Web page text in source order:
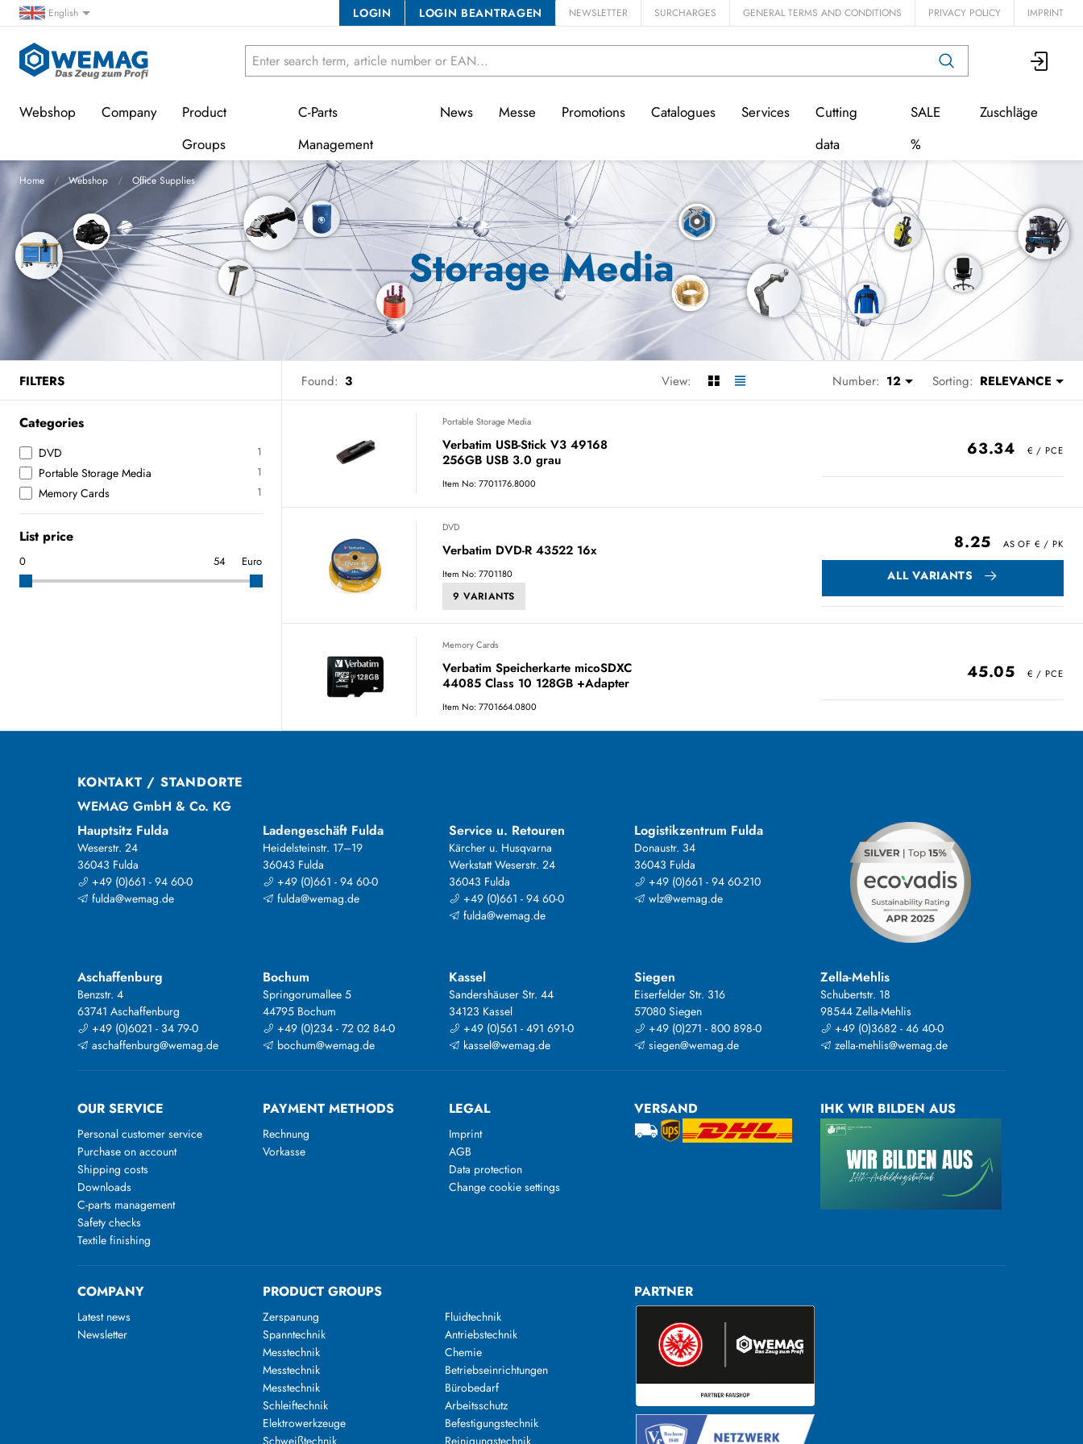
English LOGIN LOGIN BEANTRAGEN NEWSLETTER SURCHARGES GENERAL TERMS AND CONDITIONS PRIVACY POLICY IMPRINT
Webshop Company
Product
Groups
C-Parts
Management
News Messe Promotions Catalogues Services
Cutting
data
SALE
%
Zuschläge
Home Webshop Office Supplies
Storage Media
FILTERS Found: 3 View: Number: 12 Sorting: RELEVANCE
Categories
DVD 1
Portable Storage Media 1
Memory Cards 1
List price
Euro
Portable Storage Media
Verbatim USB-Stick V3 49168
256GB USB 3.0 grau
Item No: 7701176.8000
63.34
DVD
Verbatim DVD-R 43522 16x
Item No: 7701180
9 VARIANTS
8.25
ALL VARIANTS
Memory Cards
Verbatim Speicherkarte micoSDXC
44085 Class 10 128GB +Adapter
Item No: 7701664.0800
45.05
KONTAKT / STANDORTE
WEMAG GmbH & Co. KG
Hauptsitz Fulda
Weserstr. 24
36043 Fulda
+49 (0)661 - 94 60-0
fulda@wemag.de
Ladengeschäft Fulda
Heidelsteinstr. 17–19
36043 Fulda
+49 (0)661 - 94 60-0
fulda@wemag.de
Service u. Retouren
Kärcher u. Husqvarna
Werkstatt Weserstr. 24
36043 Fulda
+49 (0)661 - 94 60-0
fulda@wemag.de
Logistikzentrum Fulda
Donaustr. 34
36043 Fulda
+49 (0)661 - 94 60-210
wlz@wemag.de
Aschaffenburg
Benzstr. 4
63741 Aschaffenburg
+49 (0)6021 - 34 79-0
aschaffenburg@wemag.de
Bochum
Springorumallee 5
44795 Bochum
+49 (0)234 - 72 02 84-0
bochum@wemag.de
Kassel
Sandershäuser Str. 44
34123 Kassel
+49 (0)561 - 491 691-0
kassel@wemag.de
Siegen
Eiserfelder Str. 316
57080 Siegen
+49 (0)271 - 800 898-0
siegen@wemag.de
Zella-Mehlis
Schubertstr. 18
98544 Zella-Mehlis
+49 (0)3682 - 46 40-0
zella-mehlis@wemag.de
OUR SERVICE
Personal customer service
Purchase on account
Shipping costs
Downloads
C-parts management
Safety checks
Textile finishing
PAYMENT METHODS
Rechnung
Vorkasse
LEGAL
Imprint
AGB
Data protection
Change cookie settings
VERSAND IHK WIR BILDEN AUS
COMPANY
Latest news
Newsletter
PRODUCT GROUPS
Zerspanung
Spanntechnik
Messtechnik
Messtechnik
Messtechnik
Schleiftechnik
Elektrowerkzeuge
Fluidtechnik
Antriebstechnik
Chemie
Betriebseinrichtungen
Bürobedarf
Arbeitsschutz
Befestigungstechnik
PARTNER